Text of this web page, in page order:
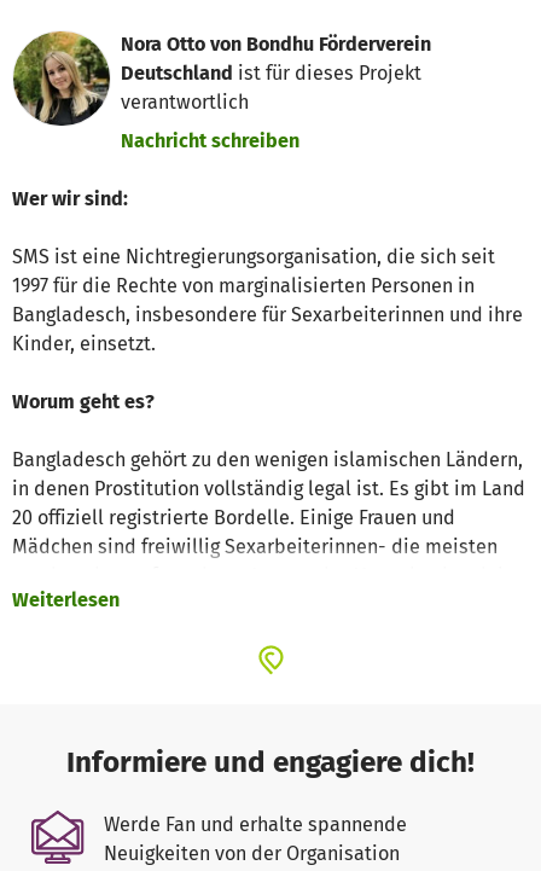
Nora Otto von Bondhu Förderverein
Deutschland ist für dieses Projekt
verantwortlich
Nachricht schreiben
Wer wir sind:
SMS ist eine Nichtregierungsorganisation, die sich seit
1997 für die Rechte von marginalisierten Personen in
Bangladesch, insbesondere für Sexarbeiterinnen und ihre
Kinder, einsetzt.
Worum geht es?
Bangladesch gehört zu den wenigen islamischen Ländern,
in denen Prostitution vollständig legal ist. Es gibt im Land
20 offiziell registrierte Bordelle. Einige Frauen und
Mädchen sind freiwillig Sexarbeiterinnen- die meisten
dazu gezwungen. Sexarbeiterinnen müssen unter prekären
Hinter verschlossenen Türen werden ihre Körper von
Die gesellschaftliche Stigmatisierung trifft nicht nur die
Sexarbeiterinnen, sondern auch ihre Kinder. Die Kinder
werden in den Bordellen geboren, ohne dass sie ihre
Väter kennen. Um ein Kind in der Schule anzumelden, ist
Weiterlesen
Informiere und engagiere dich!
Werde Fan und erhalte spannende
Neuigkeiten von der Organisation